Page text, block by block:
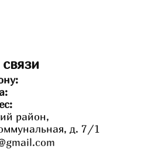
район,
д. 7/1